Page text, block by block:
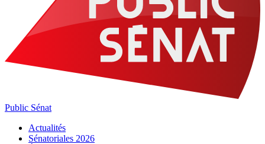
Public Sénat
Actualités
Sénatoriales 2026